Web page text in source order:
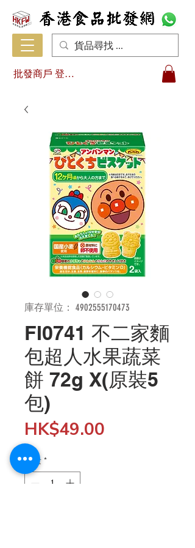
批發商戶 登入/註冊
庫存單位： 4902555170473
FI0741 不二家麵
包超人水果蔬菜
餅 72g X(原裝5
包)
HK$49.00
數量 *